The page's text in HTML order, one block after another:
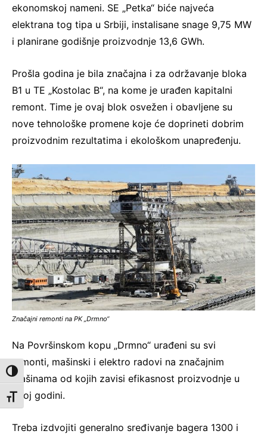
Toggle High Contrast
Toggle Font size
ekonomskoj nameni. SE „Petka“ biće najveća
elektrana tog tipa u Srbiji, instalisane snage 9,75 MW
i planirane godišnje proizvodnje 13,6 GWh.
Prošla godina je bila značajna i za održavanje bloka
B1 u TE „Kostolac B“, na kome je urađen kapitalni
remont. Time je ovaj blok osvežen i obavljene su
nove tehnološke promene koje će doprineti dobrim
proizvodnim rezultatima i ekološkom unapređenju.
Značajni remonti na PK „Drmno“
Na Površinskom kopu „Drmno“ urađeni su svi
remonti, mašinski i elektro radovi na značajnim
mašinama od kojih zavisi efikasnost proizvodnje u
ovoj godini.
Treba izdvojiti generalno sređivanje bagera 1300 i